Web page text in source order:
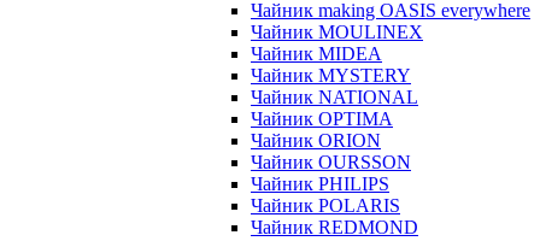
Чайник making OASIS everywhere
Чайник MOULINEX
Чайник MIDEA
Чайник MYSTERY
Чайник NATIONAL
Чайник OPTIMA
Чайник ORION
Чайник OURSSON
Чайник PHILIPS
Чайник POLARIS
Чайник REDMOND